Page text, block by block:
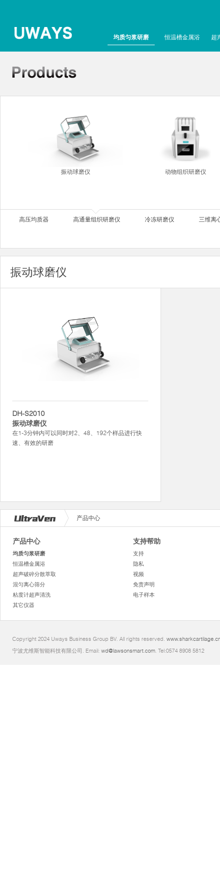
均质匀浆研磨 恒温槽金属浴 超
振动球磨仪 动物组织研磨仪
高压均质器 高通量组织研磨仪 冷冻研磨仪 三维离
振动球磨仪
DH-S2010
振动球磨仪
在1-3分钟内可以同时对2、48、192个样品进行快
速、有效的研磨
产品中心
产品中心
均质匀浆研磨
恒温槽金属浴
超声破碎分散萃取
混匀离心筛分
粘度计超声清洗
其它仪器
支持帮助
支持
隐私
视频
免责声明
电子样本
Copyright 2024 Uways Business Group BV. All rights reserved.
宁波尤维斯智能科技有限公司. Email: wd@lawsonsmart.com. Tel:0574 8908 5812